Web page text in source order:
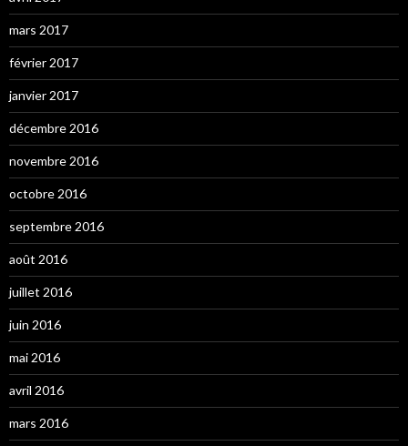
mars 2017
février 2017
janvier 2017
décembre 2016
novembre 2016
octobre 2016
septembre 2016
août 2016
juillet 2016
juin 2016
mai 2016
avril 2016
mars 2016